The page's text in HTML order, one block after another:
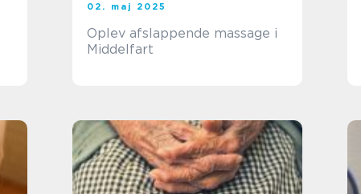
02. maj 2025
Oplev afslappende massage i
Middelfart